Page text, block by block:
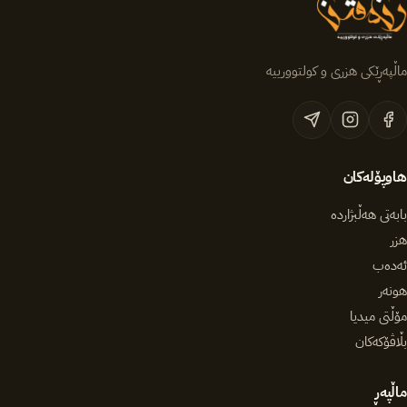
ماڵپەڕێکی هزری و کولتوورییە
هاوپۆلەکان
بابەتی هەڵبژاردە
هزر
ئەدەب
هونەر
مۆڵتی میدیا
بڵاڤۆکەکان
ماڵپەڕ